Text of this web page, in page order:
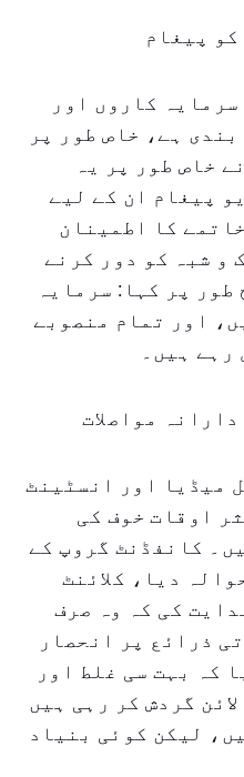
پیغام
کاروں اور
ہے، خاص طور پر
خاص طور پر یہ
پیغام ان کے لیے
کا اطمینان
و شبہ کو دور کرنے
پر کہا: سرمایہ
اور تمام منصوبے
ہیں۔
مواصلات
میڈیا اور انسٹینٹ
اوقات خوف کی
کانفڈنٹ گروپ کے
دیا، کلائنٹ
کی کہ وہ صرف
ذرائع پر انحصار
کہ بہت سی غلط اور
گردش کر رہی ہیں
لیکن کوئی بنیاد